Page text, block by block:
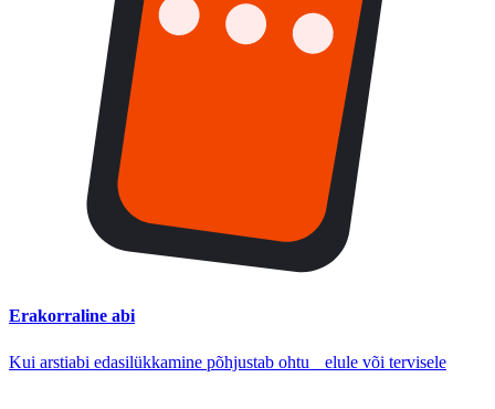
Erakorraline abi
Kui arstiabi edasilükkamine põhjustab ohtu elule või tervisele